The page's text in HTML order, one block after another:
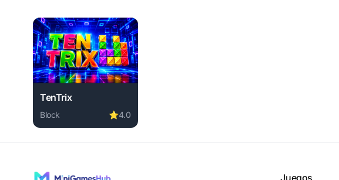
TenTrix
Block ⭐4.0
Play TenTrix online free. block game, no download required, instant
Juegos